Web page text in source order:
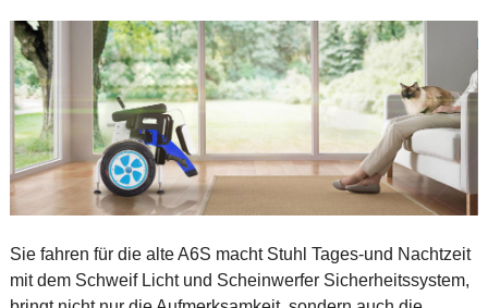
Sie fahren für die alte A6S macht Stuhl Tages-und Nachtzeit
mit dem Schweif Licht und Scheinwerfer Sicherheitssystem,